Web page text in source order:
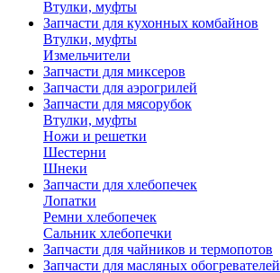
Втулки, муфты
Запчасти для кухонных комбайнов
Втулки, муфты
Измельчители
Запчасти для миксеров
Запчасти для аэрогрилей
Запчасти для мясорубок
Втулки, муфты
Ножи и решетки
Шестерни
Шнеки
Запчасти для хлебопечек
Лопатки
Ремни хлебопечек
Сальник хлебопечки
Запчасти для чайников и термопотов
Запчасти для масляных обогревателей